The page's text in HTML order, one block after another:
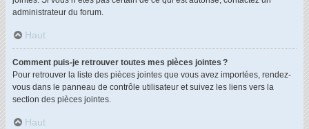
administrateur du forum.
Haut
Comment puis-je retrouver toutes mes pièces jointes ?
Pour retrouver la liste des pièces jointes que vous avez importées, rendez-
vous dans le panneau de contrôle utilisateur et suivez les liens vers la
section des pièces jointes.
Haut